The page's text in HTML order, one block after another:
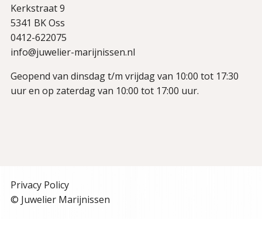
Kerkstraat 9
5341 BK Oss
0412-622075
info@juwelier-marijnissen.nl
Geopend van dinsdag t/m vrijdag van 10:00 tot 17:30
uur en op zaterdag van 10:00 tot 17:00 uur.
Privacy Policy
© Juwelier Marijnissen